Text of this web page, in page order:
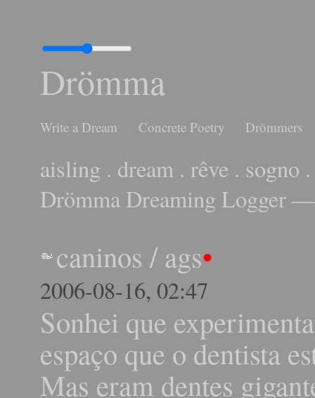
Drömma
Write a Dream Concrete Poetry Drömmers
aisling . dream . rêve . sogno
Drömma Dreaming Logger
caninos /ags•
2006-08-16, 02:47
Sonhei que
espaço que o dentista
Mas eram dentes